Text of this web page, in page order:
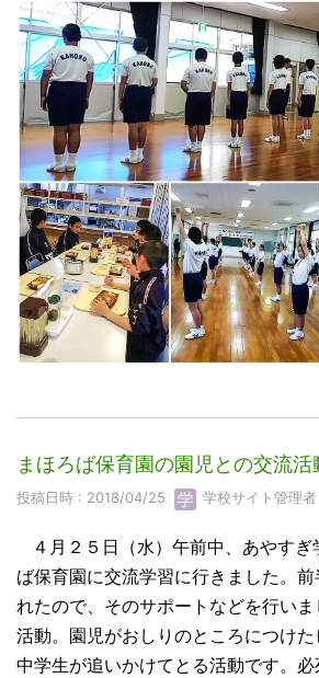
まほろば保育園の園児との交流活
投稿日時 : 2018/04/25 学校サイト管理者
４月２５日（水）午前中、あやす
ば保育園に交流学習に行きました。
れたので、そのサポートなどを行い
活動。園児がおしりのところにつけ
中学生が追いかけてとる活動です。